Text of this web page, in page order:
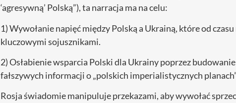
‘agresywną’ Polską”), ta narracja ma na celu:
1) Wywołanie napięć między Polską a Ukrainą, które od
kluczowymi sojusznikami.
2) Osłabienie wsparcia Polski dla Ukrainy poprzez
fałszywych informacji o „polskich imperialistycznych
Rosja świadomie manipuluje przekazami, aby wywołać